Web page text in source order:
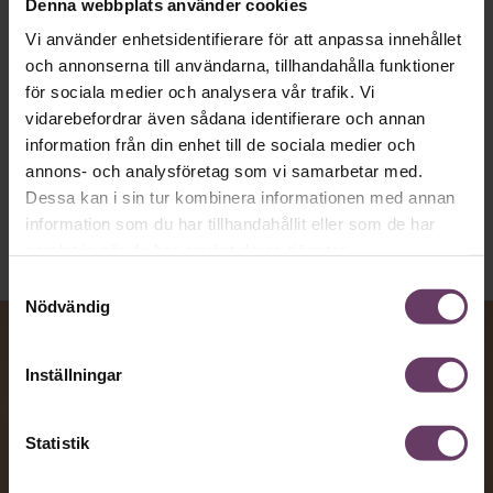
Denna webbplats använder cookies
Vi använder enhetsidentifierare för att anpassa innehållet
och annonserna till användarna, tillhandahålla funktioner
för sociala medier och analysera vår trafik. Vi
vidarebefordrar även sådana identifierare och annan
information från din enhet till de sociala medier och
annons- och analysföretag som vi samarbetar med.
Dessa kan i sin tur kombinera informationen med annan
information som du har tillhandahållit eller som de har
Nödvändig
Inställningar
Statistik
vägen för den som vill nå fram till
toppcheferna?
Kommunikation
Text:Fredrik Kullberg
Publicerad2026-08-07